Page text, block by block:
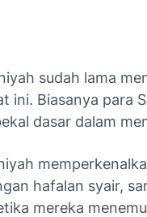
sudah lama
ini. Biasanya para
dasar dalam
hafalan syair,
mereka